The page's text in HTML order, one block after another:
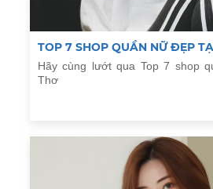
TOP 7 SHOP QUẦN NỮ ĐẸP
Hãy cùng lướt qua Top 7 shop
Thơ